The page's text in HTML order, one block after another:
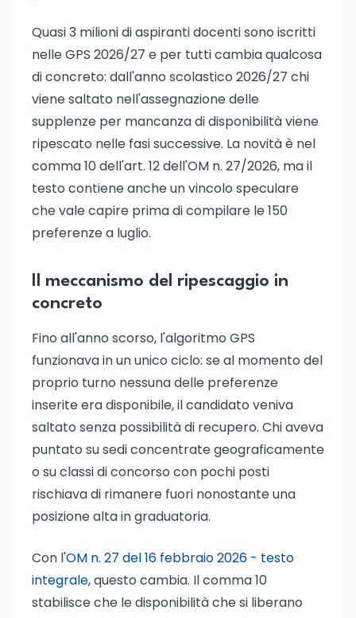
Quasi 3 milioni di aspiranti docenti sono iscritti
nelle GPS 2026/27 e per tutti cambia qualcosa
di concreto: dall'anno scolastico 2026/27 chi
viene saltato nell'assegnazione delle
supplenze per mancanza di disponibilità viene
ripescato nelle fasi successive. La novità è nel
comma 10 dell'art. 12 dell'OM n. 27/2026, ma il
testo contiene anche un vincolo speculare
che vale capire prima di compilare le 150
preferenze a luglio.
Il meccanismo del ripescaggio in
concreto
Fino all'anno scorso, l'algoritmo GPS
funzionava in un unico ciclo: se al momento del
proprio turno nessuna delle preferenze
inserite era disponibile, il candidato veniva
saltato senza possibilità di recupero. Chi aveva
puntato su sedi concentrate geograficamente
o su classi di concorso con pochi posti
rischiava di rimanere fuori nonostante una
posizione alta in graduatoria.
Con l'OM n. 27 del 16 febbraio 2026 - testo
integrale, questo cambia. Il comma 10
stabilisce che le disponibilità che si liberano